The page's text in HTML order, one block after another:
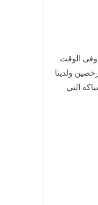
وفي الوقت
ولدينا
التي